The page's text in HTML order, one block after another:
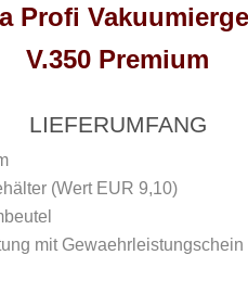
Profi
V.350 Premium
LIEFERUMFANG
(Wert EUR 9,10)
mit Gewaehrleistungschein